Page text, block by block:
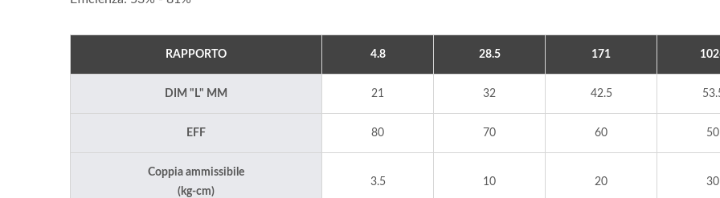
RAPPORTO 4.8 28.5 171
DIM "L" MM 21 32 42.5
EFF 80 70 60 50
Coppia ammissibile
(kg-cm)
3.5 10 20 30